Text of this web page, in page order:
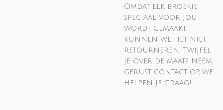
Omdat elk broekje
speciaal voor jou
wordt gemaakt,
kunnen we het niet
retourneren. Twijfel
je over de maat? Neem
gerust contact op, we
helpen je graag!